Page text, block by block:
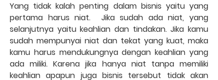
Yang tidak kalah penting dalam bisnis yaitu yang
pertama harus niat.
Jika sudah ada niat, yang
selanjutnya yaitu keahlian dan tindakan. Jika kamu
sudah mempunyai niat dan tekat yang kuat, maka
kamu harus mendukungnya dengan keahlian yang
ada miliki. Karena jika hanya niat tanpa memiliki
keahlian apapun juga bisnis tersebut tidak akan